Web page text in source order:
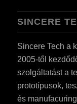
SINCERE
Sincere Tech a
2005-től
szolgáltatást a
prototípusok,
és